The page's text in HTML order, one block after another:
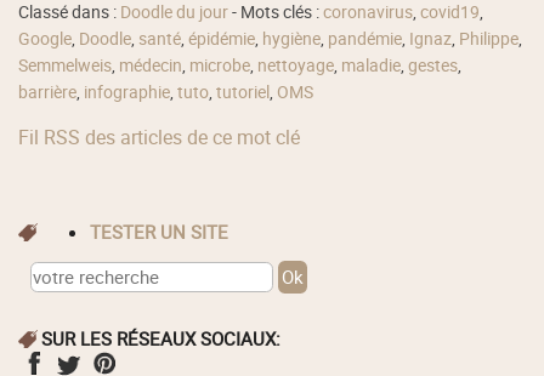
Classé dans : Doodle du jour- Mots clés :coronavirus,covid19,
Google, Doodle, santé,épidémie, hygiène, pandémie, Ignaz, Philippe,
Semmelweis, médecin, microbe, nettoyage, maladie,gestes,
barrière, infographie,tuto,tutoriel , OMS
Fil RSS des articles de ce mot clé
TESTER UN SITE
SUR LES RÉSEAUX SOCIAUX: